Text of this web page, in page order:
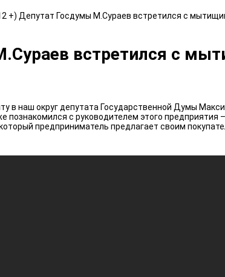
+) Депутат Госдумы М.Сураев встретился с
встретился с
в наш округ депутата Государственной Думы
познакомился с руководителем этого
предприниматель предлагает своим